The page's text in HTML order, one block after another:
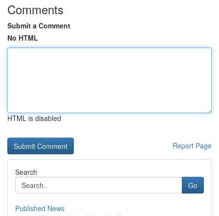
Comments
Submit a Comment
No HTML
HTML is disabled
Report Page
Search
Go
Published News